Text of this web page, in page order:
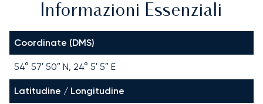
Informazioni Essenziali
Coordinate (DMS)
54° 57′ 50″ N, 24° 5′ 5″ E
Latitudine / Longitudine